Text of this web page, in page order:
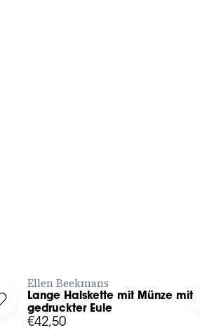
Kreis to your wishlist
in to add Lange Halskette mit
Ellen Beekmans
Lange Halskette mit Münze mit
gedruckter Eule
€42,50